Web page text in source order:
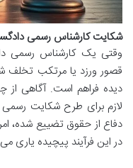
شکایت کارشناس رسمی
وقتی یک کارشناس رسمی
قصور ورزد یا مرتکب تخلف
دیده فراهم است. آگاهی از
لازم برای طرح شکایت رسمی
دفاع از حقوق تضییع شده،
در این فرآیند پیچیده یاری